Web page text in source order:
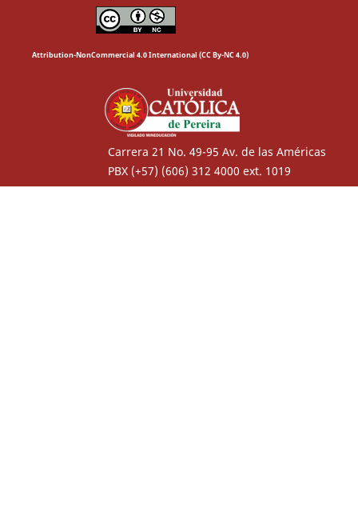
Attribution-NonCommercial 4.0 International (CC By-NC 4.0)
Carrera 21 No. 49-95 Av. de las Américas
PBX (+57) (606) 312 4000 ext. 1019